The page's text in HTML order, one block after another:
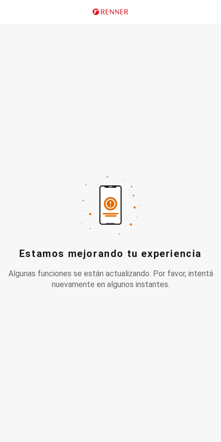
Estamos mejorando tu experiencia
Algunas funciones se están actualizando. Por favor, intentá
nuevamente en algunos instantes.